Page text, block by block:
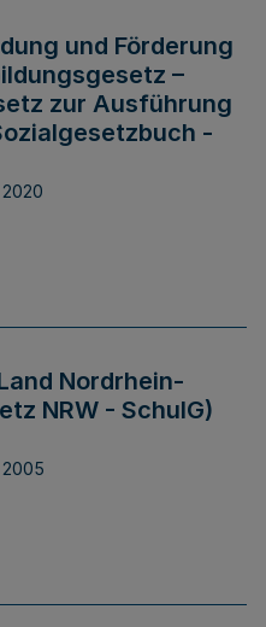
und Förderung
–
zur Ausführung
-
Nordrhein-
NRW - SchulG)
2005